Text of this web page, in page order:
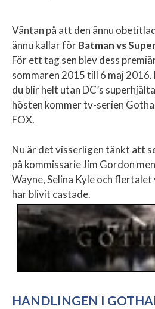
Väntan på att den ännu
ännu kallar förBatman vs
För ett tag sen blev dess
sommaren 2015 till 6 maj
du blir helt utan DC’s
hösten kommer tv-serien
FOX.
Nu är det visserligen tänkt att
på kommissarie Jim Gordon
Wayne, Selina Kyle och
har blivit castade.
HANDLINGEN I